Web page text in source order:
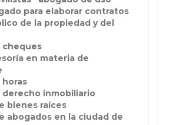
para elaborar contratos
de la propiedad y del
cheques
en materia de
derecho inmobiliario
bienes raíces
abogados en la ciudad de